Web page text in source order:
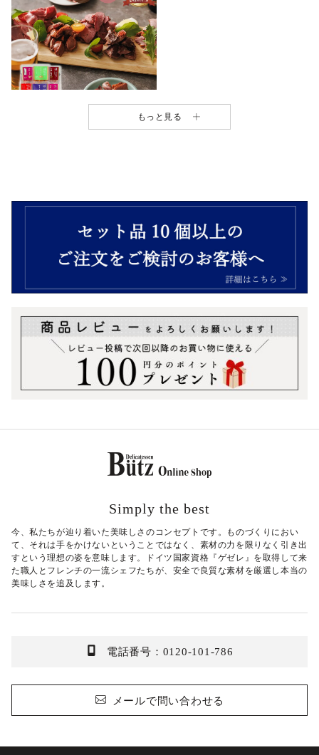
もっと見る
Simply the best
今、私たちが辿り着いた美味しさのコンセプトです。ものづくりにおい
て、それは手をかけないということではなく、素材の力を限りなく引き出
すという理想の姿を意味します。ドイツ国家資格『ゲゼレ』を取得して来
た職人とフレンチの一流シェフたちが、安全で良質な素材を厳選し本当の
美味しさを追及します。
電話番号：0120-101-786
メールで問い合わせる